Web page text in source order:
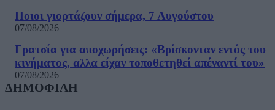
Ποιοι γιορτάζουν σήμερα, 7 Αυγούστου
07/08/2026
Γρατσία για αποχωρήσεις: «Bρίσκονταν εντός του
κινήματος, αλλα είχαν τοποθετηθεί απέναντί του»
07/08/2026
ΔΗΜΟΦΙΛΗ